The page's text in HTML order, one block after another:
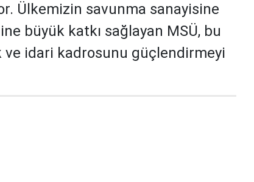
Ülkemizin savunma sanayisine
büyük katkı sağlayan MSÜ, bu
ve idari kadrosunu güçlendirmeyi